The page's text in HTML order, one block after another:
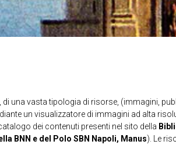
una vasta tipologia di risorse, (immagini,
un visualizzatore di immagini ad alta
dei contenuti presenti nel sito della
BNN e del Polo SBN Napoli, Manus). Le